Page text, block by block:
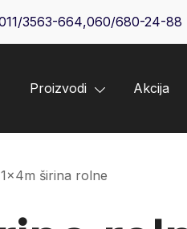
3563-664,060/680-24-88
Proizvodi Akcija
širina rolne